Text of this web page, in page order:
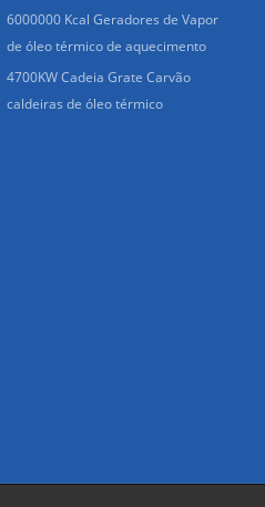
6000000 Kcal Geradores de Vapor
de óleo térmico de aquecimento
4700KW Cadeia Grate Carvão
caldeiras de óleo térmico